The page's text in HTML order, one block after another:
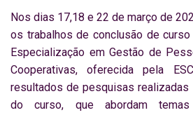
Nos dias 17,18 e 22 de março de
os trabalhos de conclusão de
Especialização em Gestão de
Cooperativas, oferecida pela
resultados de pesquisas
do curso, que abordam